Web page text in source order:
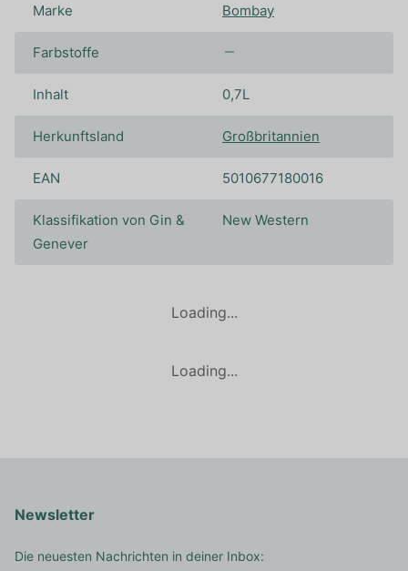
Marke Bombay
Farbstoffe
Inhalt 0,7L
Herkunftsland Großbritannien
EAN 5010677180016
Klassifikation von Gin &
Genever
New Western
Loading...
Loading...
Newsletter
Die neuesten Nachrichten in deiner Inbox: